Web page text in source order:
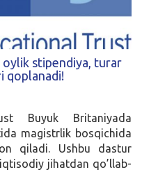
oylik stipendiya, turar
qoplanadi!
Buyuk Britaniyada
magistrlik bosqichida
qiladi. Ushbu dastur
jihatdan qo’llab-